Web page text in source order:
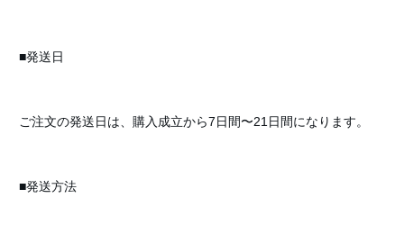
■発送日
ご注文の発送日は、購入成立から7日間〜21日間になります。
■発送方法